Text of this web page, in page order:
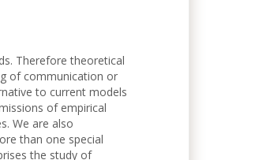
Therefore theoretical
of communication or
to current models
of empirical
We are also
than one special
the study of